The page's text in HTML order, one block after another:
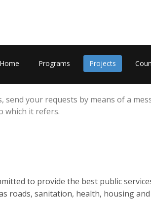
Home Programs Projects
your requests by means of a
which it refers.
to provide the best public
roads, sanitation, health, housing